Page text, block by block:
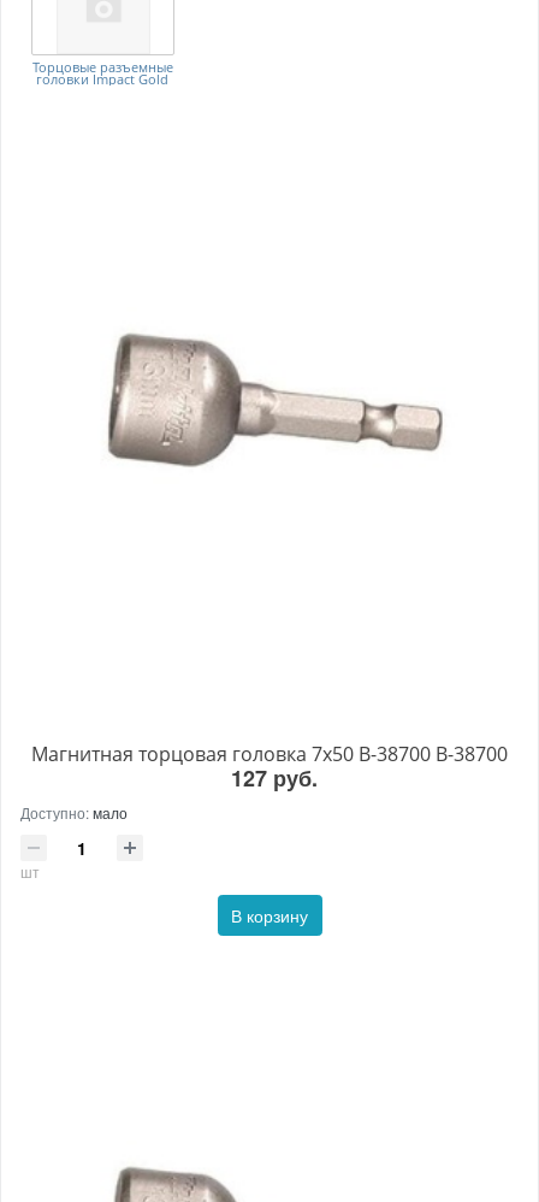
Торцовые разъемные
головки Impact Gold
Магнитная торцовая головка 7x50 B-38700 B-38700
127 руб.
Доступно:мало
шт
В корзину